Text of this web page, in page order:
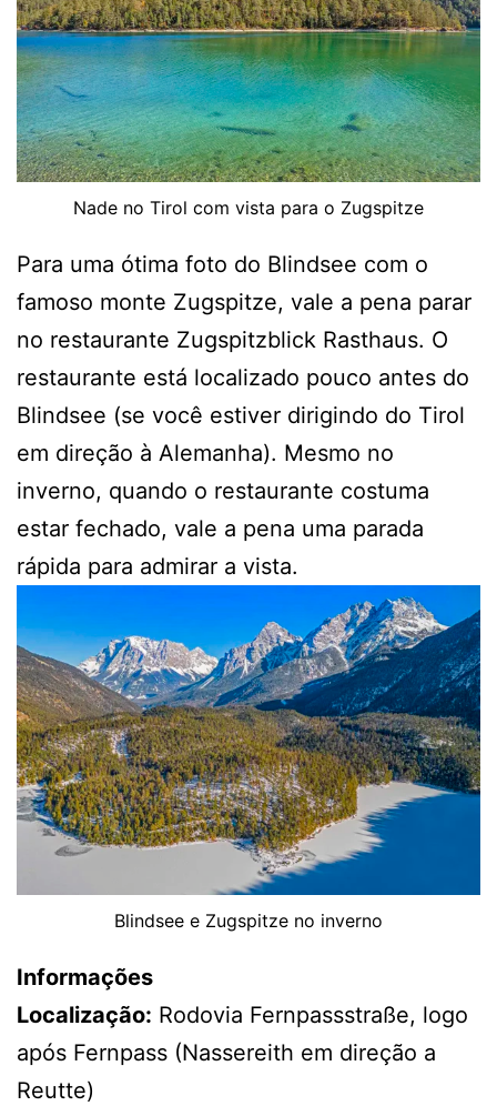
Nade no Tirol com vista para o Zugspitze
Para uma ótima foto do Blindsee com o
famoso monte Zugspitze, vale a pena parar
no restaurante Zugspitzblick Rasthaus. O
restaurante está localizado pouco antes do
Blindsee (se você estiver dirigindo do Tirol
em direção à Alemanha). Mesmo no
inverno, quando o restaurante costuma
estar fechado, vale a pena uma parada
rápida para admirar a vista.
Blindsee e Zugspitze no inverno
Informações
Localização: Rodovia Fernpassstraße, logo
após Fernpass (Nassereith em direção a
Reutte)